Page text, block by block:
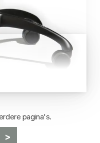
pagina's.
>